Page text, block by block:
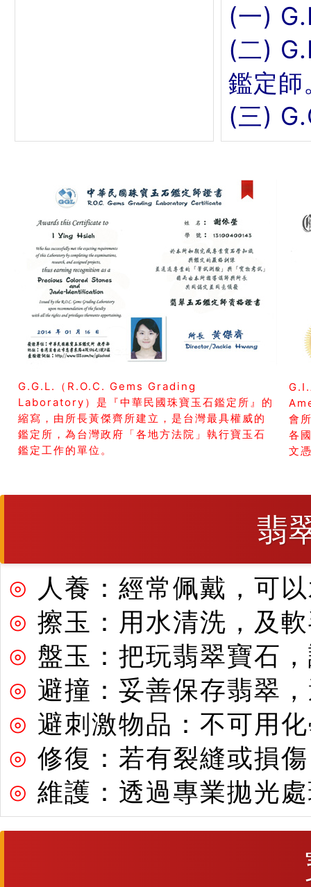
(一)
(二)
鑑定師
(三)
G.G.L.（R.O.C. Gems Grading
Laboratory）是『中華民國珠寶玉石鑑定所』的
縮寫，由所長黃傑齊所建立，是台灣最具權威的
鑑定所，為台灣政府「各地方法院」執行寶玉石
鑑定工作的單位。
會
各
文
翡
⊙ 人養：經常佩戴，可
⊙ 擦玉：用水清洗，及
⊙ 盤玉：把玩翡翠寶石
⊙ 避撞：妥善保存翡翠
⊙ 避刺激物品：不可用
⊙ 修復：若有裂縫或損
⊙ 維護：透過專業拋光